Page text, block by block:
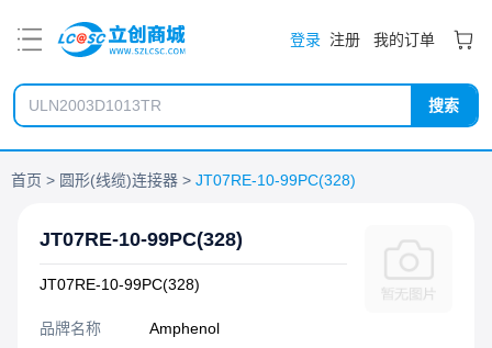
登录 注册 我的订单
搜索
首页 圆形(线缆)连接器 JT07RE-10-99PC(328)
JT07RE-10-99PC(328)
JT07RE-10-99PC(328)
品牌名称 Amphenol